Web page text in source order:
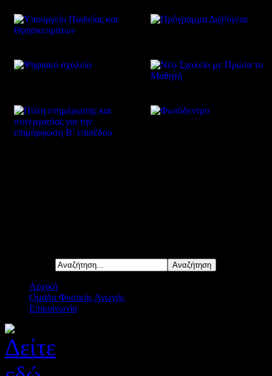
Αρχική
Ομάδα Φυσικής Αγωγής
Επικοινωνία